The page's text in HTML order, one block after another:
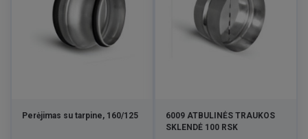
Perėjimas su tarpine, 160/125
6009 ATBULINĖS TRAUKOS
SKLENDĖ 100 RSK